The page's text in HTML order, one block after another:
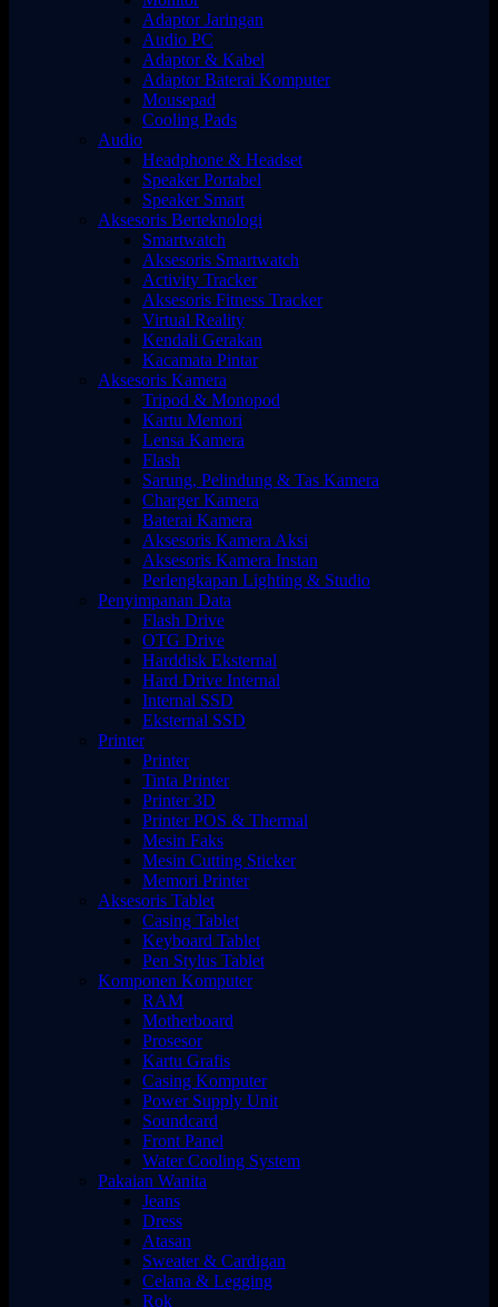
Adaptor Jaringan
Audio PC
Adaptor & Kabel
Adaptor Baterai Komputer
Mousepad
Cooling Pads
Audio
Headphone & Headset
Speaker Portabel
Speaker Smart
Aksesoris Berteknologi
Smartwatch
Aksesoris Smartwatch
Activity Tracker
Aksesoris Fitness Tracker
Virtual Reality
Kendali Gerakan
Kacamata Pintar
Aksesoris Kamera
Tripod & Monopod
Kartu Memori
Lensa Kamera
Flash
Sarung, Pelindung & Tas Kamera
Charger Kamera
Baterai Kamera
Aksesoris Kamera Aksi
Aksesoris Kamera Instan
Perlengkapan Lighting & Studio
Penyimpanan Data
Flash Drive
OTG Drive
Harddisk Eksternal
Hard Drive Internal
Internal SSD
Eksternal SSD
Printer
Printer
Tinta Printer
Printer 3D
Printer POS & Thermal
Mesin Faks
Mesin Cutting Sticker
Memori Printer
Aksesoris Tablet
Casing Tablet
Keyboard Tablet
Pen Stylus Tablet
Komponen Komputer
RAM
Motherboard
Prosesor
Kartu Grafis
Casing Komputer
Power Supply Unit
Soundcard
Front Panel
Water Cooling System
Pakaian Wanita
Jeans
Dress
Atasan
Sweater & Cardigan
Celana & Legging
Rok